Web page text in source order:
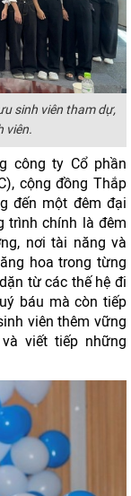
sinh viên tham dự,
viên.
công ty Cổ phần
cộng đồng Thắp
đến một đêm đại
trình chính là đêm
nơi tài năng và
hoa trong từng
từ các thế hệ đi
báu mà còn tiếp
viên thêm vững
viết tiếp những